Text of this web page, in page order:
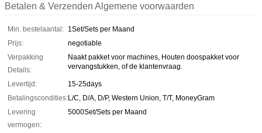
Betalen & Verzenden Algemene voorwaarden
Min. bestelaantal: 1Set/Sets per Maand
Prijs:
negotiable
Verpakking
Details:
Naakt pakket voor machines, Houten doospakket voor
vervangstukken, of de klantenvraag.
Levertijd:
15-25days
Betalingscondities:L/C, D/A, D/P, Western Union, T/T, MoneyGram
Levering
vermogen:
5000Set/Sets per Maand